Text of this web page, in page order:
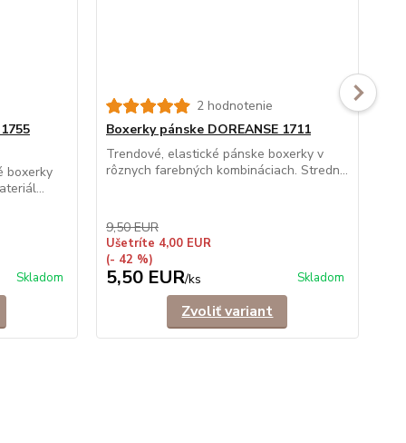
boxerky
Skladom
2 hodnotenie
Boxerky pánske DOREANSE 1711
Trendové, elastické pánske boxerky v
rôznych farebných kombináciach. Stredn...
9,50 EUR
Ušetríte 4,00 EUR
(- 42 %)
5,50 EUR/ks Skladom
Zvoliť variant